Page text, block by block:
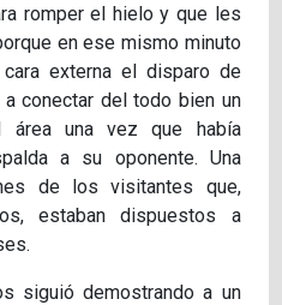
romper el hielo y que les
en ese mismo minuto
externa el disparo de
conectar del todo bien un
área una vez que había
a su oponente. Una
de los visitantes que,
estaban dispuestos a
siguió demostrando a un